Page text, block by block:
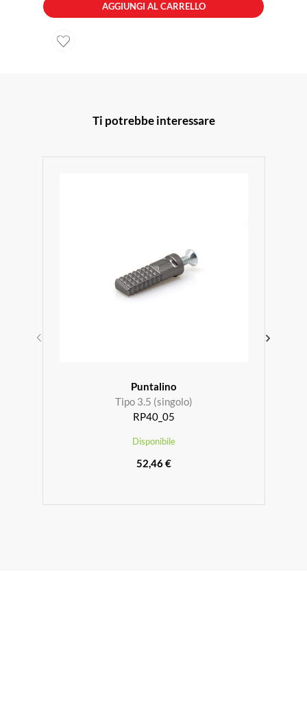
AGGIUNGI AL CARRELLO
Ti potrebbe interessare
Puntalino
Tipo 3.5 (singolo)
RP40_05
Disponibile
52,46 €